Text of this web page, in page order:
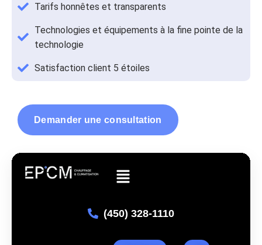
Tarifs honnêtes et transparents
Technologies et équipements à la fine pointe de la
technologie
Satisfaction client 5 étoiles
Demander une consultation